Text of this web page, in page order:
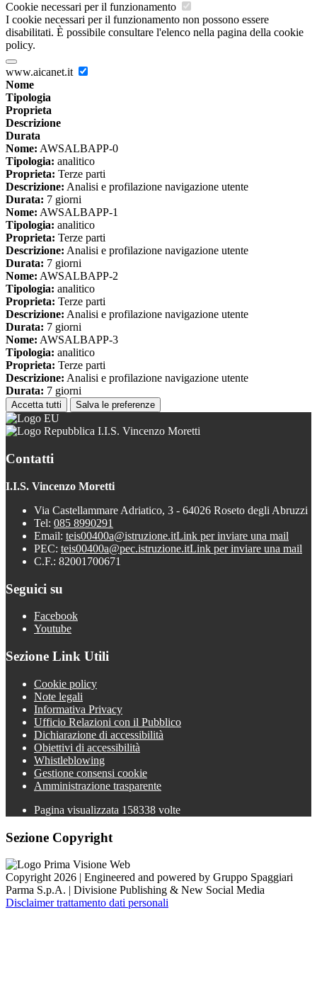
Cookie necessari per il funzionamento
I cookie necessari per il funzionamento non possono essere
disabilitati. È possibile consultare l'elenco nella pagina della cookie
policy.
www.aicanet.it
Nome
Tipologia
Proprieta
Descrizione
Durata
Nome: AWSALBAPP-0
Tipologia: analitico
Proprieta: Terze parti
Descrizione: Analisi e profilazione navigazione utente
Durata: 7 giorni
Nome: AWSALBAPP-1
Tipologia: analitico
Proprieta: Terze parti
Descrizione: Analisi e profilazione navigazione utente
Durata: 7 giorni
Nome: AWSALBAPP-2
Tipologia: analitico
Proprieta: Terze parti
Descrizione: Analisi e profilazione navigazione utente
Durata: 7 giorni
Nome: AWSALBAPP-3
Tipologia: analitico
Proprieta: Terze parti
Descrizione: Analisi e profilazione navigazione utente
Durata: 7 giorni
Accetta tutti Salva le preferenze
I.I.S. Vincenzo Moretti
Contatti
I.I.S. Vincenzo Moretti
Via Castellammare Adriatico, 3 - 64026 Roseto degli Abruzzi
Tel: 085 8990291
Email: teis00400a@istruzione.itLink per inviare una mail
PEC: teis00400a@pec.istruzione.itLink per inviare una mail
C.F.: 82001700671
Seguici su
Facebook
Youtube
Sezione Link Utili
Cookie policy
Note legali
Informativa Privacy
Ufficio Relazioni con il Pubblico
Dichiarazione di accessibilità
Obiettivi di accessibilità
Whistleblowing
Gestione consensi cookie
Amministrazione trasparente
Pagina visualizzata 158338 volte
Sezione Copyright
Copyright 2026 | Engineered and powered by Gruppo Spaggiari
Parma S.p.A. | Divisione Publishing & New Social Media
Disclaimer trattamento dati personali